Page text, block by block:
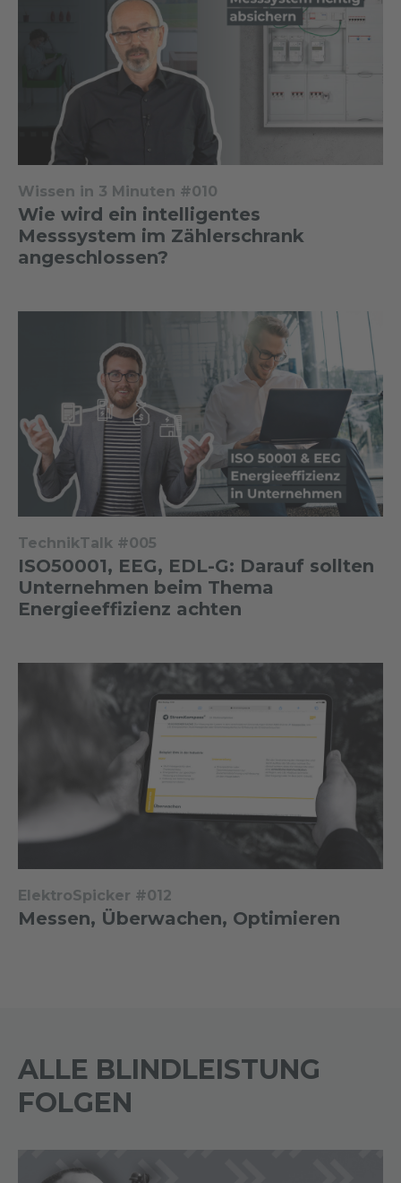
Wissen in 3 Minuten #010
Wie wird ein intelligentes
Messsystem im Zählerschrank
angeschlossen?
TechnikTalk #005
ISO50001, EEG, EDL-G: Darauf sollten
Unternehmen beim Thema
Energieeffizienz achten
ElektroSpicker #012
Messen, Überwachen, Optimieren
ALLE BLINDLEISTUNG
FOLGEN